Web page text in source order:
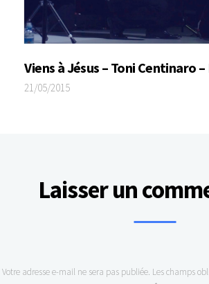
Viens à Jésus – Toni Centinaro –
21/05/2015
Laisser un
Votre adresse e-mail ne sera pas publiée. Les champs